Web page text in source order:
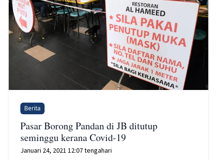
Berita
Pasar Borong Pandan di JB ditutup
seminggu kerana Covid-19
Januari 24, 2021 12:07 tengahari